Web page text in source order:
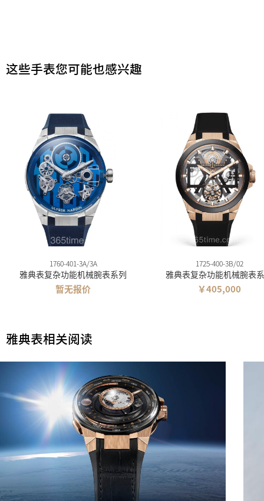
这些手表您可能也感兴趣
1760-401-3A/3A
雅典表复杂功能机械腕表系列
暂无报价
1725-400-3B/02
雅典表复杂功能机械腕表
￥405,000
雅典表相关阅读